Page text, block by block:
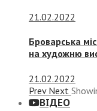
21.02.2022
Броварська
на художню
21.02.2022
Prev Next
ВІДЕО